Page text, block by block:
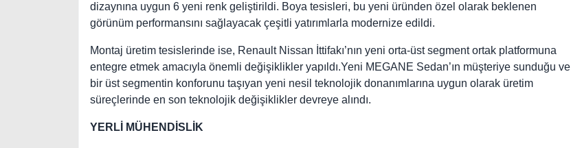
dizaynına uygun 6 yeni renk geliştirildi. Boya tesisleri, bu yeni üründen özel olarak beklenen
görünüm performansını sağlayacak çeşitli yatırımlarla modernize edildi.
Montaj üretim tesislerinde ise, Renault Nissan İttifakı’nın yeni orta-üst segment ortak platformuna
entegre etmek amacıyla önemli değişiklikler yapıldı.Yeni MEGANE Sedan’ın müşteriye sunduğu ve
bir üst segmentin konforunu taşıyan yeni nesil teknolojik donanımlarına uygun olarak üretim
süreçlerinde en son teknolojik değişiklikler devreye alındı.
YERLİ MÜHENDİSLİK